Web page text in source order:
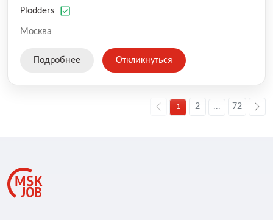
оказываемых услуг.
Plodders
Москва
Подробнее Откликнуться
1 2 ... 72